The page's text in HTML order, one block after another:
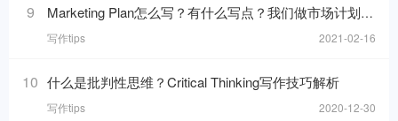
9 Marketing Plan怎么写？有什么写点？我们做市场计划的目的是什么呢？
写作tips 2021-02-16
10 什么是批判性思维？Critical Thinking写作技巧解析
写作tips 2020-12-30